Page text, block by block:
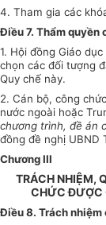
4. Tham gia các
Điều 7. Thẩm quyền
1. Hội đồng Giáo
chọn các đối tượng
Quy chế này.
2. Cán bộ, công
nước ngoài hoặc
chương trình, đề án
đồng đề nghị UBND
Chương III
TRÁCH NHIỆM,
CHỨC ĐƯỢC
Điều 8. Trách nhiệm